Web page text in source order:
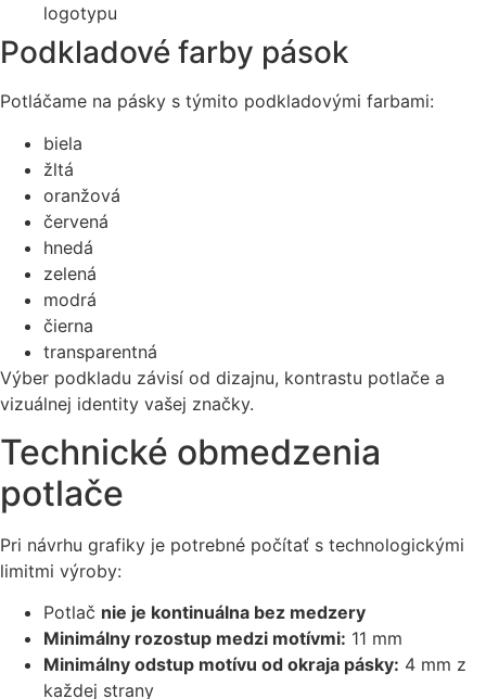
logotypu
Podkladové farby pások
Potláčame na pásky s týmito podkladovými farbami:
biela
žltá
oranžová
červená
hnedá
zelená
modrá
čierna
transparentná
Výber podkladu závisí od dizajnu, kontrastu potlače a
vizuálnej identity vašej značky.
Technické obmedzenia
potlače
Pri návrhu grafiky je potrebné počítať s technologickými
limitmi výroby:
Potlač nie je kontinuálna bez medzery
Minimálny rozostup medzi motívmi: 11 mm
Minimálny odstup motívu od okraja pásky: 4 mm z
každej strany